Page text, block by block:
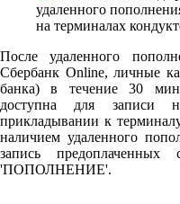
После удаленного
Сбербанк Online, личные
банка) в течение 30
доступна для записи
прикладывании к
наличием удаленного
запись
'ПОПОЛНЕНИЕ'.